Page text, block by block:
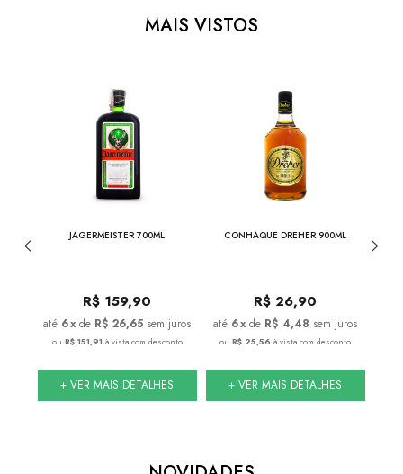
MAIS VISTOS
JAGERMEISTER 700ML
R$ 159,90
6x de R$ 26,65 sem juros
ou R$ 151,91 à vista com desconto
+ VER MAIS DETALHES
CONHAQUE DREHER 900ML
R$ 26,90
6x de R$ 4,48 sem juros
ouR$ 25,56 à vista com desconto
+ VER MAIS DETALHES